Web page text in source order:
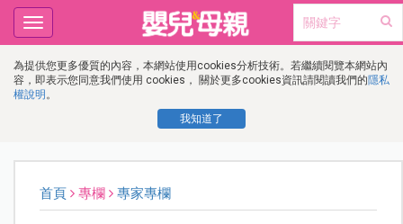
為提供您更多優質的內容，本網站使用cookies分析技術。若繼續閱覽本網站內
容，即表示您同意我們使用 cookies， 關於更多cookies資訊請閱讀我們的隱私
權說明 。
我知道了
Toggle
navigation
首頁 專欄 專家專欄